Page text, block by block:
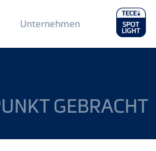
Main
Menu
2
Unternehmen
GEBRACHT